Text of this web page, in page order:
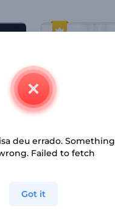
deu errado. Something
Failed to fetch
Got it